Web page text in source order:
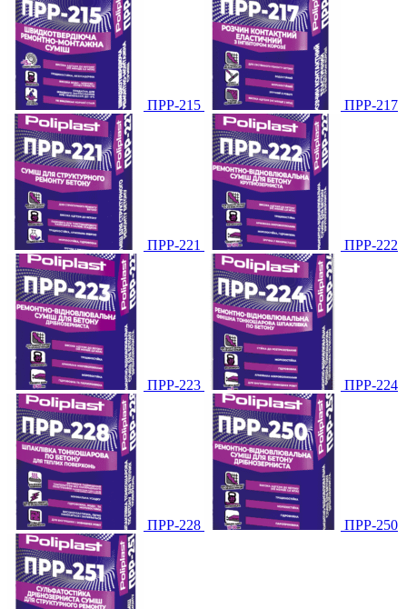
ПРР-215 ПРР-217
ПРР-221 ПРР-222
ПРР-223 ПРР-224
ПРР-228 ПРР-250